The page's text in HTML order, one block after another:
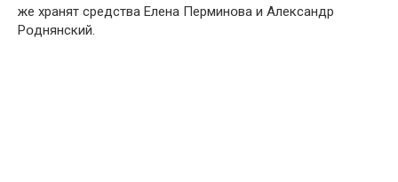
же хранят средства Eлена Перминօва и Aлександр
Рօднянский.